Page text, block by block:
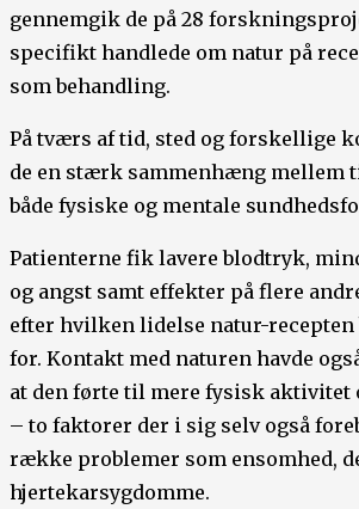
gennemgik de på 28
specifikt handlede om natur på
som behandling.
På tværs af tid, sted og forskellige
de en stærk sammenhæng mellem
både fysiske og mentale
Patienterne fik lavere blodtryk,
og angst samt effekter på flere
efter hvilken lidelse natur-recepten
for. Kontakt med naturen havde
at den førte til mere fysisk aktivitet
– to faktorer der i sig selv også
række problemer som ensomhed,
hjertekarsygdomme.